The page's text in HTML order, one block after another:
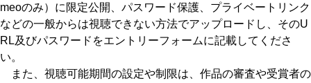
meoのみ）に限定公開、パスワード保護、プライベートリンク
などの一般からは視聴できない方法でアップロードし、そのU
RL及びパスワードをエントリーフォームに記載してくださ
い。
また、視聴可能期間の設定や制限は、作品の審査や受賞者の